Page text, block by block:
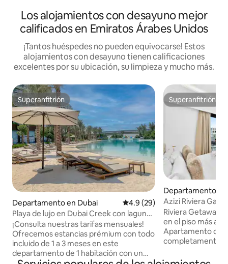
Los alojamientos con desayuno mejor
calificados en Emiratos Árabes Unidos
¡Tantos huéspedes no pueden equivocarse! Estos
alojamientos con desayuno tienen calificaciones
excelentes por su ubicación, su limpieza y mucho más.
Superanfitrión
Superanfitrión
Departamento en Dubai Calificación promedio: 4.9 de
4.9 (29)
Playa de lujo en Dubai Creek con laguna
privada
¡Consulta nuestras tarifas mensuales!
Ofrecemos estancias prémium con todo
incluido de 1 a 3 meses en este
departamento de 1 habitación con un
Superanfitrión
Superanfitrión
Departamento en
Azizi Riviera
superior en el
Riviera Getaway
en el piso más
Apartamento de
completamente
2025, ubicado en